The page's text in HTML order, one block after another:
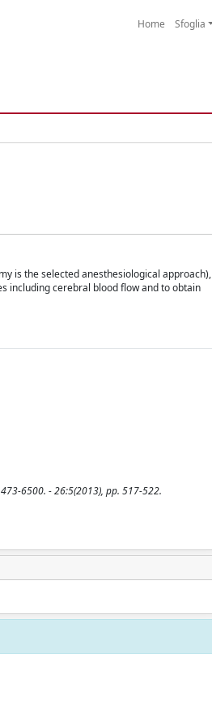
Home Sfoglia
is the selected anesthesiological approach),
including cerebral blood flow and to obtain
6500. - 26:5(2013), pp. 517-522.